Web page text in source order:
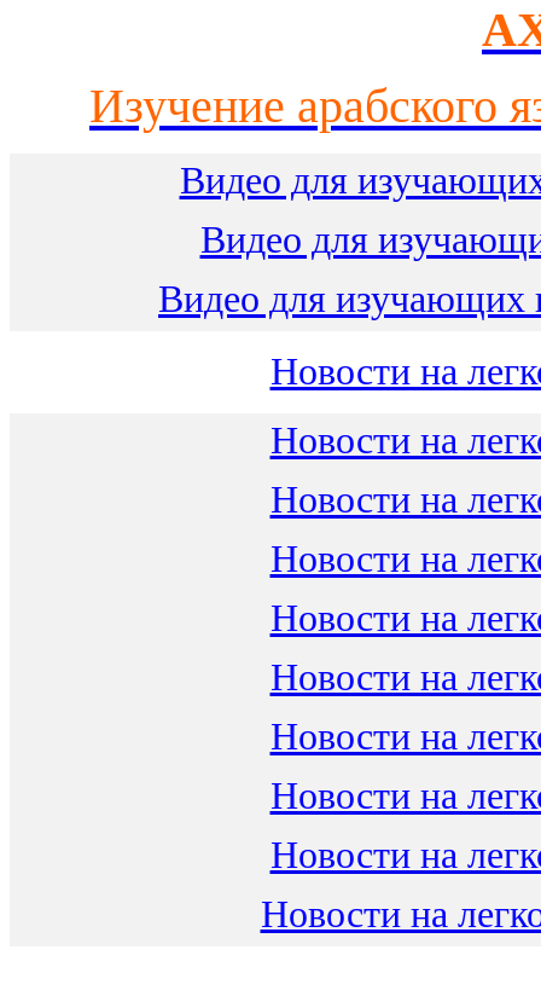
Изучение арабского
Видео для
Видео для
Видео для изучающих
Новости на
Новости на
Новости на
Новости на
Новости на
Новости на
Новости на
Новости на
Новости на
Новости на